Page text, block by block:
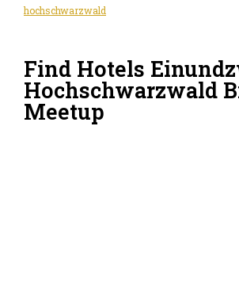
hochschwarzwald
Find Hotels
Hochschwarzwald
Meetup